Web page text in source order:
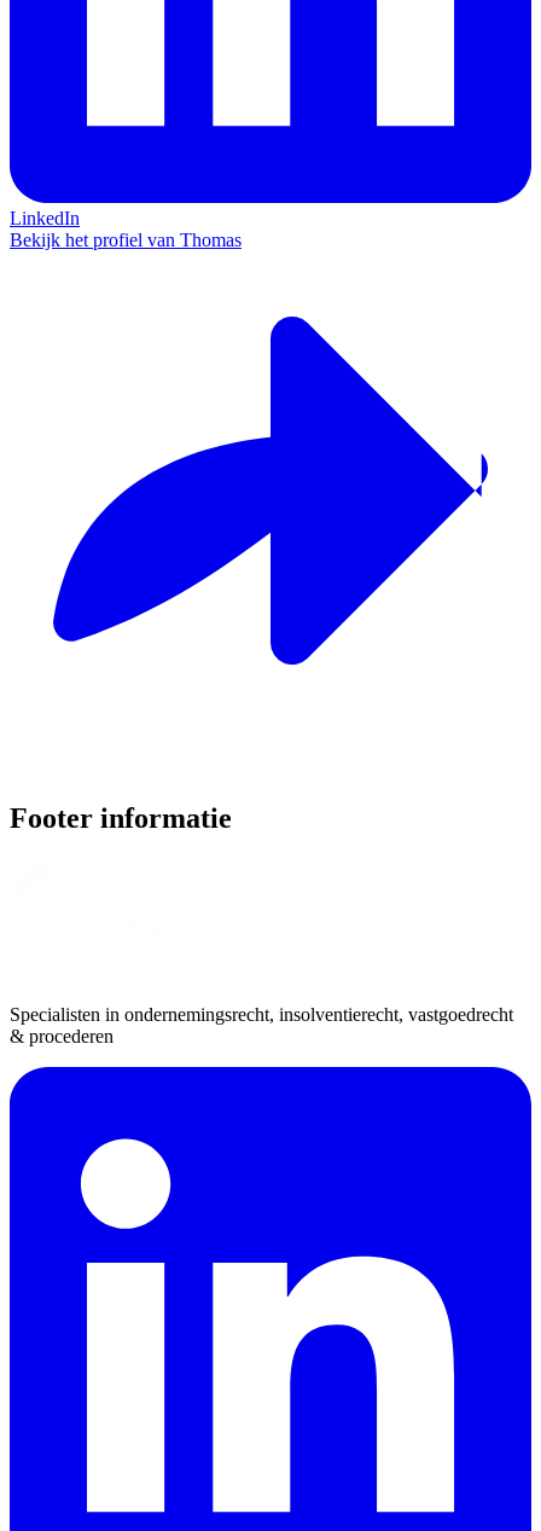
LinkedIn
Bekijk het profiel van Thomas
Footer informatie
Specialisten in ondernemingsrecht, insolventierecht, vastgoedrecht
& procederen